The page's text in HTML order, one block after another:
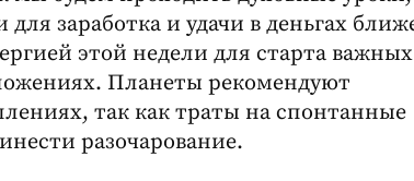
заработка и удачи в деньгах
этой недели для старта
Планеты рекомендуют
так как траты на спонтанные
разочарование.